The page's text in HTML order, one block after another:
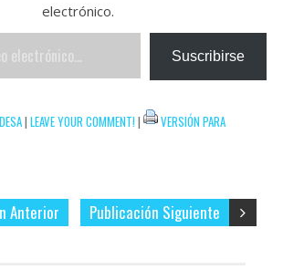
electrónico.
Suscribirse
| LEAVE YOUR COMMENT!|
VERSIÓN PARA
Publicación Siguiente
Anterior